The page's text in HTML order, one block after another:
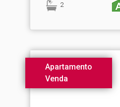
2
Apartamento
Venda